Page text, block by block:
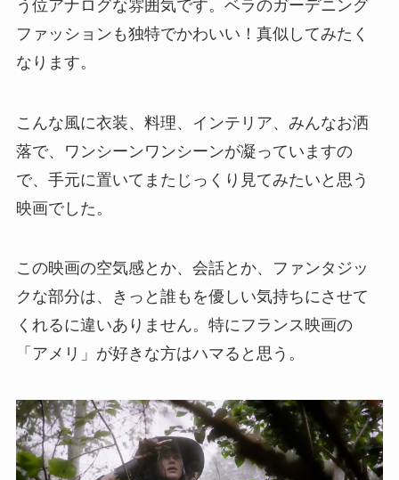
う位アナログな雰囲気です。ベラのガーデニング
ファッションも独特でかわいい！真似してみたく
なります。
こんな風に衣装、料理、インテリア、みんなお洒
落で、ワンシーンワンシーンが凝っていますの
で、手元に置いてまたじっくり見てみたいと思う
映画でした。
この映画の空気感とか、会話とか、ファンタジッ
クな部分は、きっと誰もを優しい気持ちにさせて
くれるに違いありません。特にフランス映画の
「アメリ」が好きな方はハマると思う。